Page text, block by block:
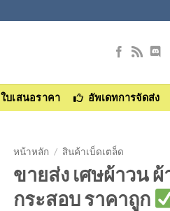
ใบเสนอราคา อัพเดทการจัดส่ง
หน้าหลัก / สินค้าเบ็ดเตล็ด
ขายส่ง เศษผ้าวน
กระสอบ ราคาถูก